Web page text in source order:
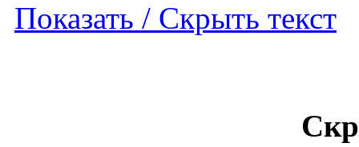
Показать / Скрыть текст